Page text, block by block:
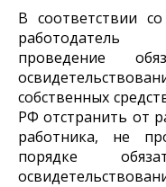
В соответствии
работодатель
проведение
собственных
РФ отстранить от
работника, не
порядке